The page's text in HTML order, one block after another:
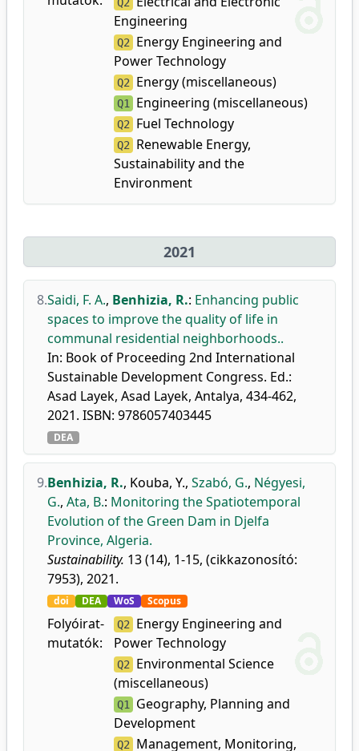
Engineering
Q2 Energy Engineering and
Power Technology
Q2 Energy (miscellaneous)
Q1 Engineering (miscellaneous)
Q2 Fuel Technology
Q2 Renewable Energy,
Sustainability and the
Environment
2021
8.Saidi, F. A., Benhizia, R.: Enhancing public
spaces to improve the quality of life in
communal residential neighborhoods..
In: Book of Proceeding 2nd International
Sustainable Development Congress. Ed.:
Asad Layek, Asad Layek, Antalya, 434-462,
2021. ISBN: 9786057403445
DEA
9.Benhizia, R., Kouba, Y., Szabó, G., Négyesi,
G., Ata, B.: Monitoring the Spatiotemporal
Evolution of the Green Dam in Djelfa
Province, Algeria.
Sustainability. 13 (14), 1-15, (cikkazonosító:
7953), 2021.
doi DEA WoS Scopus
Folyóirat-
mutatók:
Q2 Energy Engineering and
Power Technology
Q2 Environmental Science
(miscellaneous)
Q1 Geography, Planning and
Development
Q2 Management, Monitoring,